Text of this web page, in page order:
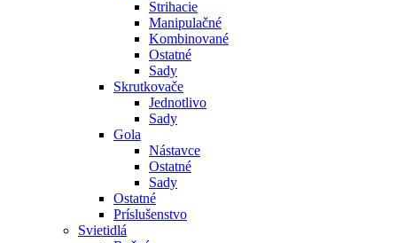
Strihacie
Manipulačné
Kombinované
Ostatné
Sady
Skrutkovače
Jednotlivo
Sady
Gola
Nástavce
Ostatné
Sady
Ostatné
Príslušenstvo
Svietidlá